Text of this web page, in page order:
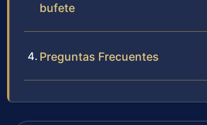
bufete
Preguntas Frecuentes